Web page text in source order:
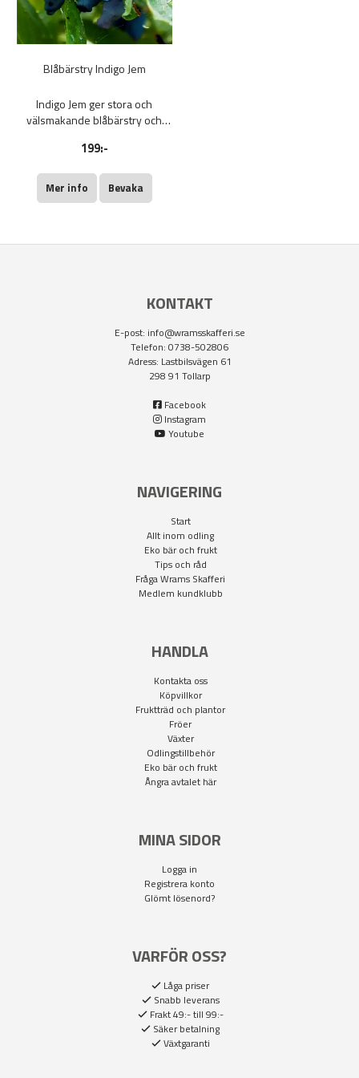
Blåbärstry Indigo Jem
Indigo Jem ger stora och
välsmakande blåbärstry och
2 st. olika sorters blåbärstry för
199:-
Mer info Bevaka
KONTAKT
E-post: info@wramsskafferi.se
Telefon: 0738-502806
Adress: Lastbilsvägen 61
298 91 Tollarp
Facebook
Instagram
Youtube
NAVIGERING
Start
Allt inom odling
Eko bär och frukt
Tips och råd
Fråga Wrams Skafferi
Medlem kundklubb
HANDLA
Kontakta oss
Köpvillkor
Fruktträd och plantor
Fröer
Växter
Odlingstillbehör
Eko bär och frukt
Ångra avtalet här
MINA SIDOR
Logga in
Registrera konto
Glömt lösenord?
VARFÖR OSS?
Låga priser
Snabb leverans
Frakt 49:- till 99:-
Säker betalning
Växtgaranti